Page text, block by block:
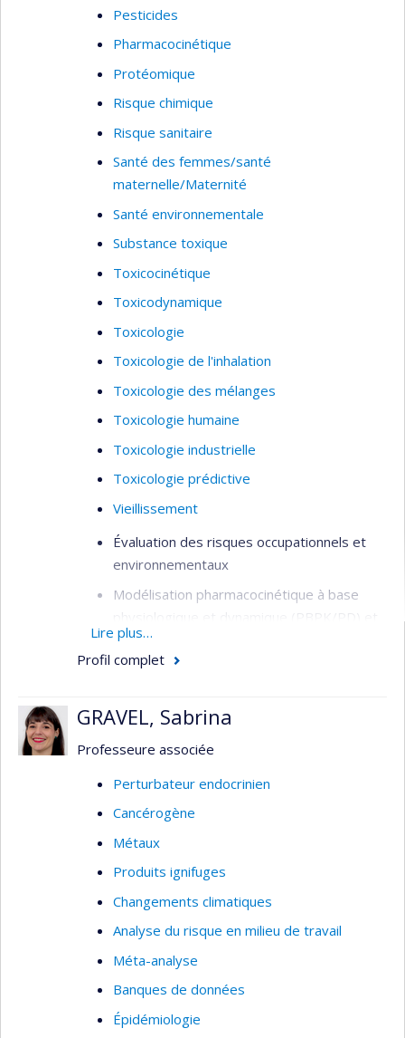
Pesticides
Pharmacocinétique
Protéomique
Risque chimique
Risque sanitaire
Santé des femmes/santé
maternelle/Maternité
Santé environnementale
Substance toxique
Toxicocinétique
Toxicodynamique
Toxicologie
Toxicologie de l'inhalation
Toxicologie des mélanges
Toxicologie humaine
Toxicologie industrielle
Toxicologie prédictive
Vieillissement
Évaluation des risques occupationnels et
environnementaux
Modélisation pharmacocinétique à base
physiologique et dynamique (PBPK/PD) et
cellulaire
Études sur les modes d’action des
Toxicologie des nanoparticules
(nanotoxicologie et nanosécurité)
Lire plus…
Profil complet
GRAVEL, Sabrina
Professeure associée
Perturbateur endocrinien
Cancérogène
Métaux
Produits ignifuges
Changements climatiques
Analyse du risque en milieu de travail
Méta-analyse
Banques de données
Épidémiologie